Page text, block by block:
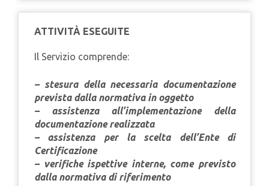
ATTIVITÀ ESEGUITE
Il Servizio comprende:
– stesura della necessaria documentazione
prevista dalla normativa in oggetto
– assistenza all’implementazione della
documentazione realizzata
– assistenza per la scelta dell’Ente di
Certificazione
– verifiche ispettive interne, come previsto
dalla normativa di riferimento